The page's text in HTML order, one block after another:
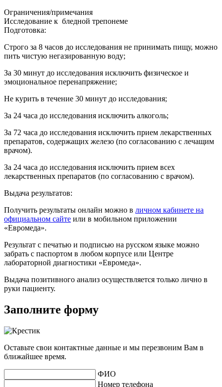
Ограничения/примечания
Исследование к бледной трепонеме
Подготовка:
Строго за 8 часов до исследования не принимать пищу, можно
пить чистую негазированную воду;
За 30 минут до исследования исключить физическое и
эмоциональное перенапряжение;
Не курить в течение 30 минут до исследования;
За 24 часа до исследования исключить алкоголь;
За 72 часа до исследования исключить прием лекарственных
препаратов, содержащих железо (по согласованию с лечащим
врачом).
За 24 часа до исследования исключить прием всех
лекарственных препаратов (по согласованию с врачом).
Выдача результатов:
Получить результаты онлайн можно в личном кабинете на
официальном сайте или в мобильном приложении
«Евромеда».
Результат с печатью и подписью на русском языке можно
забрать с паспортом в любом корпусе или Центре
лабораторной диагностики «Евромеда».
Выдача позитивного анализ осуществляется только лично в
руки пациенту.
Заполните форму
Оставьте свои контактные данные и мы перезвоним Вам в
ближайшее время.
ФИО
Номер телефона